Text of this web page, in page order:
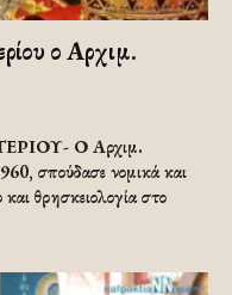
ο Αρχιμ.
Ο Αρχιμ.
σπούδασε νομικά και
θρησκειολογία στο